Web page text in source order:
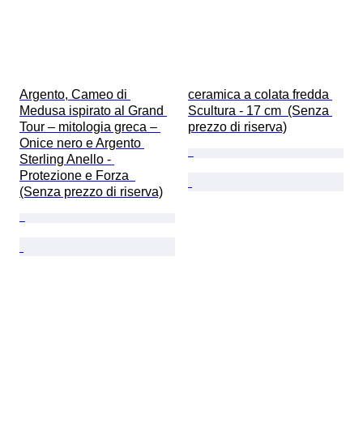
Argento, Cameo di
Medusa ispirato al Grand
Tour – mitologia greca –
Onice nero e Argento
Sterling Anello -
Protezione e Forza
(Senza prezzo di riserva)
ceramica a colata fredda
Scultura - 17 cm  (Senza
prezzo di riserva)